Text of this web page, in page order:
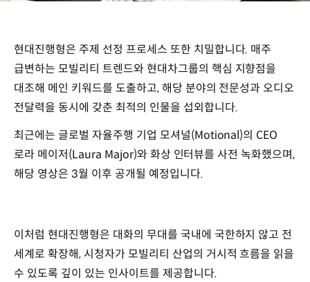
현대진행형은 주제 선정 프로세스 또한 치밀합니다. 매주
급변하는 모빌리티 트렌드와 현대차그룹의 핵심 지향점을
대조해 메인 키워드를 도출하고, 해당 분야의 전문성과 오디오
전달력을 동시에 갖춘 최적의 인물을 섭외합니다.
최근에는 글로벌 자율주행 기업 모셔널(Motional)의 CEO
로라 메이저(Laura Major)와 화상 인터뷰를 사전 녹화했으며,
해당 영상은 3월 이후 공개될 예정입니다.
이처럼 현대진행형은 대화의 무대를 국내에 국한하지 않고 전
세계로 확장해, 시청자가 모빌리티 산업의 거시적 흐름을 읽을
수 있도록 깊이 있는 인사이트를 제공합니다.